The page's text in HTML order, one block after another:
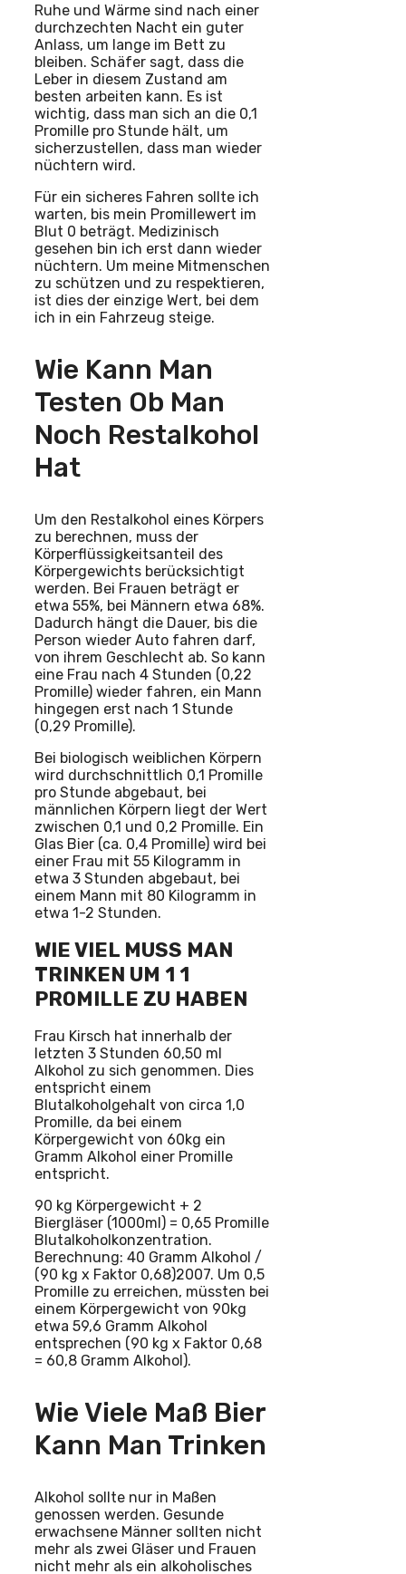
Ruhe und Wärme sind nach einer
durchzechten Nacht ein guter
Anlass, um lange im Bett zu
bleiben. Schäfer sagt, dass die
Leber in diesem Zustand am
besten arbeiten kann. Es ist
wichtig, dass man sich an die 0,1
Promille pro Stunde hält, um
sicherzustellen, dass man wieder
nüchtern wird.
Für ein sicheres Fahren sollte ich
warten, bis mein Promillewert im
Blut 0 beträgt. Medizinisch
gesehen bin ich erst dann wieder
nüchtern. Um meine Mitmenschen
zu schützen und zu respektieren,
ist dies der einzige Wert, bei dem
ich in ein Fahrzeug steige.
Wie Kann Man
Testen Ob Man
Noch Restalkohol
Hat
Um den Restalkohol eines Körpers
zu berechnen, muss der
Körperflüssigkeitsanteil des
Körpergewichts berücksichtigt
werden. Bei Frauen beträgt er
etwa 55%, bei Männern etwa 68%.
Dadurch hängt die Dauer, bis die
Person wieder Auto fahren darf,
von ihrem Geschlecht ab. So kann
eine Frau nach 4 Stunden (0,22
Promille) wieder fahren, ein Mann
hingegen erst nach 1 Stunde
(0,29 Promille).
Bei biologisch weiblichen Körpern
wird durchschnittlich 0,1 Promille
pro Stunde abgebaut, bei
männlichen Körpern liegt der Wert
zwischen 0,1 und 0,2 Promille. Ein
Glas Bier (ca. 0,4 Promille) wird bei
einer Frau mit 55 Kilogramm in
etwa 3 Stunden abgebaut, bei
einem Mann mit 80 Kilogramm in
etwa 1-2 Stunden.
WIE VIEL MUSS MAN
TRINKEN UM 1 1
PROMILLE ZU HABEN
Frau Kirsch hat innerhalb der
letzten 3 Stunden 60,50 ml
Alkohol zu sich genommen. Dies
entspricht einem
Blutalkoholgehalt von circa 1,0
Promille, da bei einem
Körpergewicht von 60kg ein
Gramm Alkohol einer Promille
entspricht.
90 kg Körpergewicht + 2
Biergläser (1000ml) = 0,65 Promille
Blutalkoholkonzentration.
Berechnung: 40 Gramm Alkohol /
(90 kg x Faktor 0,68)2007. Um 0,5
Promille zu erreichen, müssten bei
einem Körpergewicht von 90kg
etwa 59,6 Gramm Alkohol
entsprechen (90 kg x Faktor 0,68
= 60,8 Gramm Alkohol).
Wie Viele Maß Bier
Kann Man Trinken
Alkohol sollte nur in Maßen
genossen werden. Gesunde
erwachsene Männer sollten nicht
mehr als zwei Gläser und Frauen
nicht mehr als ein alkoholisches